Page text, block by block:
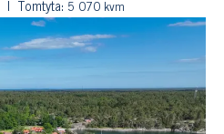
Tomtyta: 5 070 kvm